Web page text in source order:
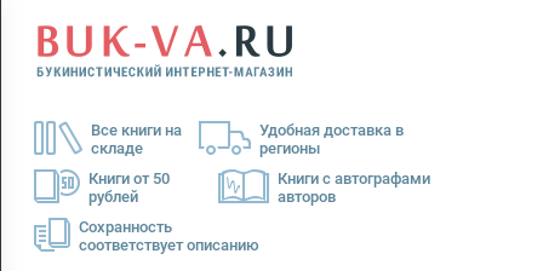
Все книги на
складе
Удобная доставка в
регионы
Книги от 50
рублей
Книги с автографами
авторов
Сохранность
соответствует описанию
Menu
Доставка
Оплата